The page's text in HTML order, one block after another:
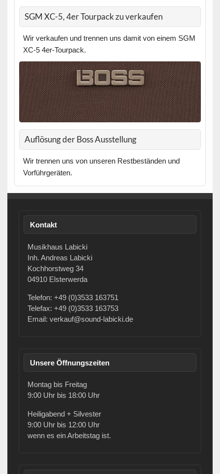
SGM XC-5, 4er Tourpack zu verkaufen
Wir verkaufen und trennen uns damit von einem SGM
XC-5 4er-Tourpack.
Auflösung der Boss Ausstellung
Wir trennen uns von unseren Restbeständen und
Vorführgeräten.
Kontakt
Musikhaus Labicki
Inh. Andreas Labicki
Kochhorstweg 34
04910 Elsterwerda
Telefon: +49 (0)3533 163751
Telefax: +49 (0)3533 163753
Email: verkauf@sound-labicki.de
Unsere Öffnungszeiten
Montag bis Freitag
9:00 Uhr bis 18:00 Uhr
Heiligabend + Silvester
9:00 Uhr bis 12:00 Uhr
wenn es ein Arbeitstag ist.